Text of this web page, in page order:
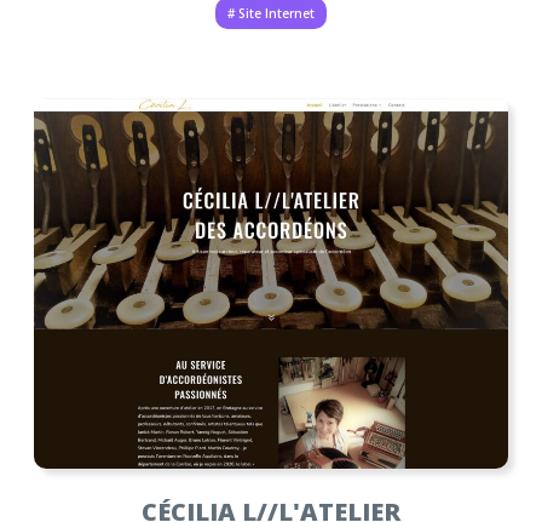
# Site Internet
CÉCILIA L//L'ATELIER